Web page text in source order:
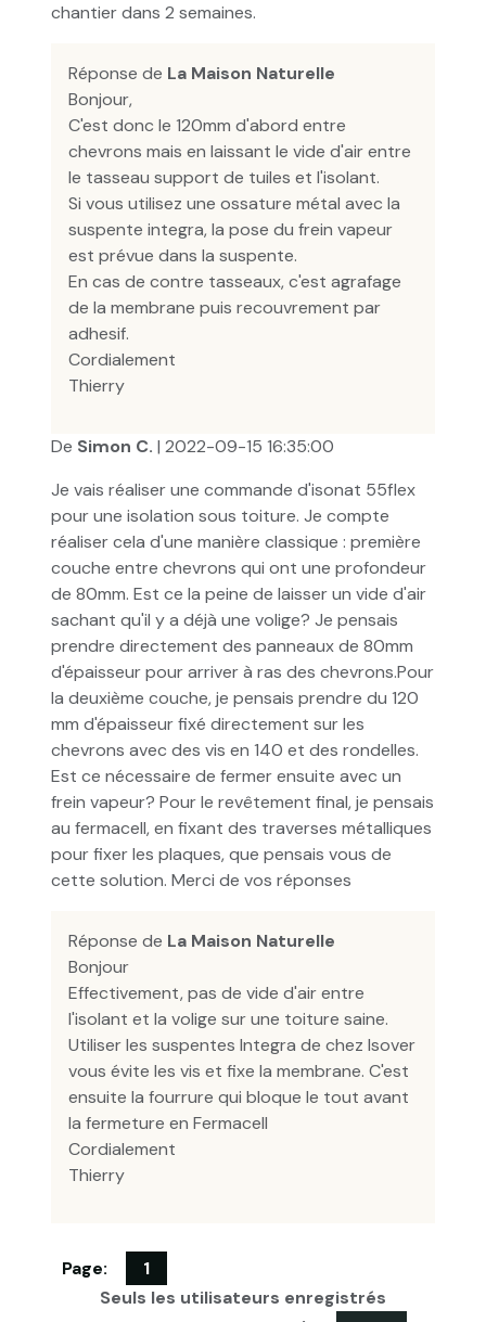
chantier dans 2 semaines.
Réponse de La Maison Naturelle
Bonjour,
C'est donc le 120mm d'abord entre
chevrons mais en laissant le vide d'air entre
le tasseau support de tuiles et l'isolant.
Si vous utilisez une ossature métal avec la
suspente integra, la pose du frein vapeur
est prévue dans la suspente.
En cas de contre tasseaux, c'est agrafage
de la membrane puis recouvrement par
adhesif.
Cordialement
Thierry
De Simon C. | 2022-09-15 16:35:00
Je vais réaliser une commande d'isonat 55flex
pour une isolation sous toiture. Je compte
réaliser cela d'une manière classique : première
couche entre chevrons qui ont une profondeur
de 80mm. Est ce la peine de laisser un vide d'air
sachant qu'il y a déjà une volige? Je pensais
prendre directement des panneaux de 80mm
d'épaisseur pour arriver à ras des chevrons.Pour
la deuxième couche, je pensais prendre du 120
mm d'épaisseur fixé directement sur les
chevrons avec des vis en 140 et des rondelles.
Est ce nécessaire de fermer ensuite avec un
frein vapeur? Pour le revêtement final, je pensais
au fermacell, en fixant des traverses métalliques
pour fixer les plaques, que pensais vous de
cette solution. Merci de vos réponses
Réponse de La Maison Naturelle
Bonjour
Effectivement, pas de vide d'air entre
l'isolant et la volige sur une toiture saine.
Utiliser les suspentes Integra de chez Isover
vous évite les vis et fixe la membrane. C'est
ensuite la fourrure qui bloque le tout avant
la fermeture en Fermacell
Cordialement
Thierry
Page:
1
Seuls les utilisateurs enregistrés